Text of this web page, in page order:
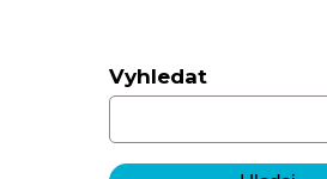
Vyhledat